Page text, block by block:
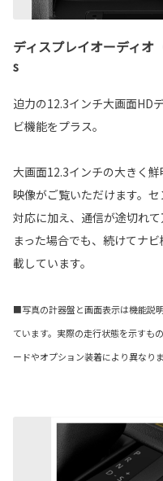
ディスプレイオーディオ
s
迫力の12.3インチ大画面HD
ビ機能をプラス。
大画面12.3インチの大きく
映像がご覧いただけます。
対応に加え、通信が途切れ
まった場合でも、続けてナ
載しています。
■写真の計器盤と画面表示は機能説
ています。実際の走行状態を示す
ードやオプション装着により異なりま